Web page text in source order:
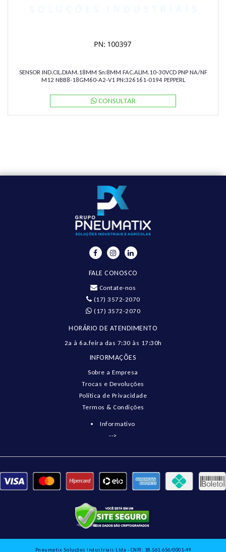
SENSOR IND.CIL.DIAM.18MM Sn:8MM FAC.ALIM.10-30VCD PNP NA/NF
M12 NBB8-18GM60-A2-V1 PN:326161-0194 PEPPERL
CONSULTAR
FALE CONOSCO
Contate-nos
(17) 3572-2070
(17) 3572-2070
HORÁRIO DE ATENDIMENTO
2a à 6a.feira das 7:30 às 17:30h
INFORMAÇÕES
Sobre a Empresa
Trocas e Devoluções
Política de Privacidade
Termos & Condições
Informativo
-->
Pneumatix Soluções Industriais Ltda - CNPJ: 18.561.656/0001-49